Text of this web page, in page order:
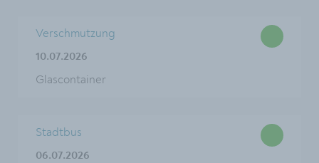
Verschmutzung
10.07.2026
Glascontainer
Stadtbus
06.07.2026